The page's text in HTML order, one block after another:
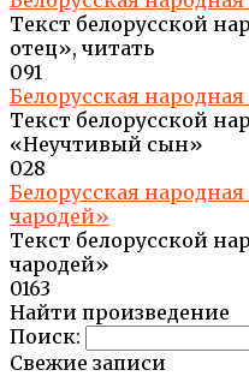
Текст белорусской
отец», читать
091
Белорусская
Текст белорусской
«Неучтивый сын»
028
Белорусская
чародей»
Текст белорусской
чародей»
0163
Найти произведение
Поиск:
Свежие записи